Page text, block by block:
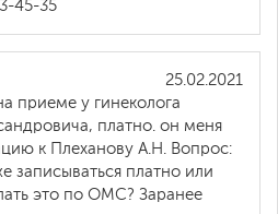
45-35
25.02.2021
приеме у гинеколога
платно. он меня
к Плеханову А.Н. Вопрос:
записываться платно или
это по ОМС? Заранее